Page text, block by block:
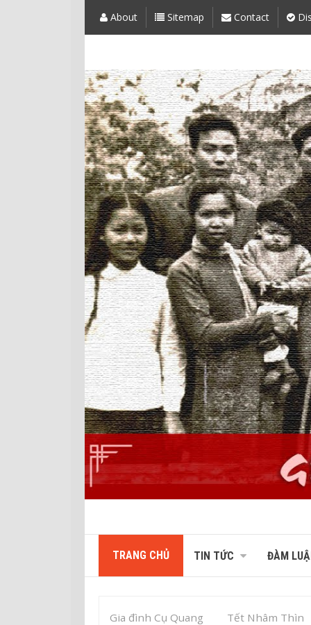
About Sitemap Contact
TRANG CHỦ TIN TỨC ĐÀM
Gia đình Cụ Quang Tết Nhâm Thìn